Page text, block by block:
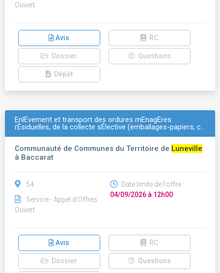
Ouvert
Avis RC
Dossier Questions
Dépôt
EnlÈvement et transport des ordures mÉnagÈres
rÉsiduelles, de la collecte sÉlective (emballages-papiers, c…
Communauté de Communes du Territoire de Luneville
à Baccarat
54
Service - Appel d'Offres
Ouvert
Date limite de l'offre :
04/09/2026 à 12h00
Avis RC
Dossier Questions